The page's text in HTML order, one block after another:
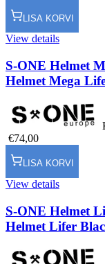
LISA KORVI
View details
S-ONE Helmet
Helmet Mega
€74,00
LISA KORVI
View details
S-ONE Helmet
Helmet Lifer